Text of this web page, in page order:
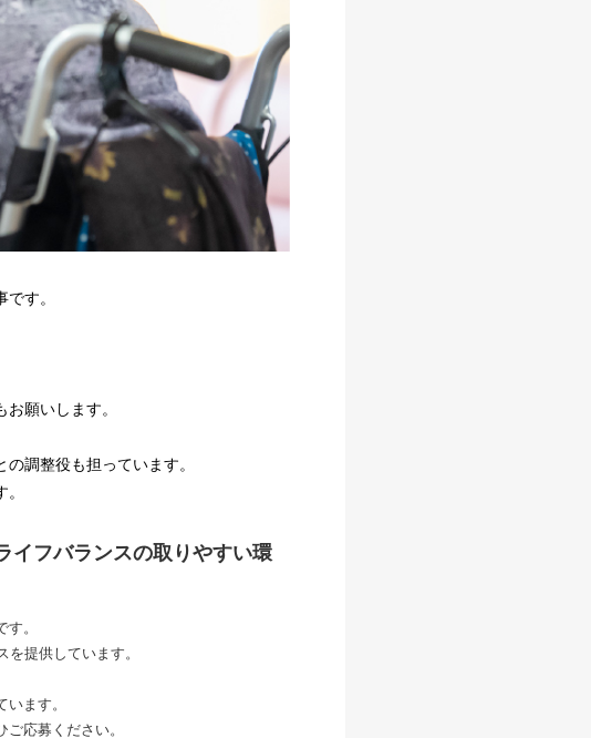
す。
願いします。
調整役も担っています。
イフバランスの取りやすい環
。
提供しています。
ます。
応募ください。